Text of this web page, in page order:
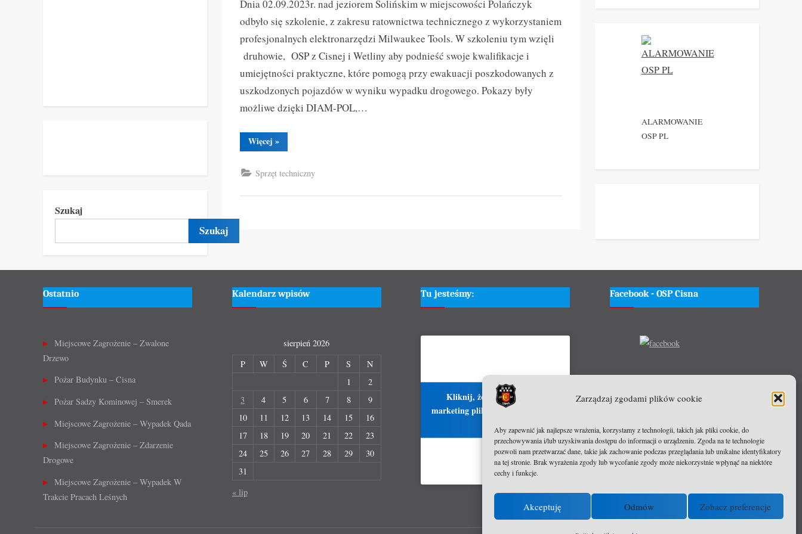
Zarządzaj zgodami plików cookie
Aby zapewnić jak najlepsze wrażenia, korzystamy z technologii, takich jak pliki cookie, do
przechowywania i/lub uzyskiwania dostępu do informacji o urządzeniu. Zgoda na te technologie
pozwoli nam przetwarzać dane, takie jak zachowanie podczas przeglądania lub unikalne identyfikatory
na tej stronie. Brak wyrażenia zgody lub wycofanie zgody może niekorzystnie wpłynąć na niektóre
cechy i funkcje.
Akceptuję Odmów Zobacz preferencje
Toggle
sub-
menu
–
ratownictwo
techniczne
Dnia 02.09.2023r. nad jeziorem Solińskim w miejscowości Polańczyk
odbyło się szkolenie, z zakresu ratownictwa technicznego z wykorzystaniem
profesjonalnych elektronarzędzi Milwaukee Tools. W szkoleniu tym wzięli
druhowie, OSP z Cisnej i Wetliny aby podnieść swoje kwalifikacje i
umiejętności praktyczne, które pomogą przy ewakuacji poszkodowanych z
uszkodzonych pojazdów w wyniku wypadku drogowego. Pokazy były
możliwe dzięki DIAM-POL,…
Więcej “Szkolenie
–
»
Sprzęt techniczny
Szukaj
Szukaj
ALARMOWANIE
OSP PL
Ostatnio
Miejscowe Zagrożenie – Zwalone
Drzewo
Pożar Budynku – Cisna
Pożar Sadzy Kominowej – Smerek
Miejscowe Zagrożenie – Wypadek Qada
Miejscowe Zagrożenie – Zdarzenie
Drogowe
Miejscowe Zagrożenie – Wypadek W
Trakcie Pracach Leśnych
Kalendarz wpisów
sierpień 2026
P
W Ś C P S
N
1
2
3
4 5 6 7 8
9
10
11 12 13 14 15
16
17
18 19 20 21 22
23
24
25 26 27 28 29
30
31
« lip
Tu jesteśmy:
Kliknij, żeby zaakceptować
marketing pliki cookies i włączyć tę
Facebook - OSP Cisna